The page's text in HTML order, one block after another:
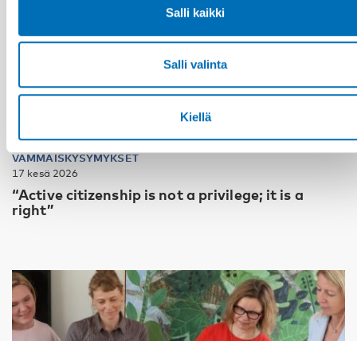
Salli kaikki
Salli valinta
Kiellä
VAMMAISKYSYMYKSET
17 kesä 2026
“Active citizenship is not a privilege; it is a
right”